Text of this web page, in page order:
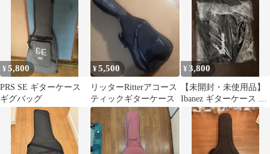
¥5,800
PRS SE ギターケース
ギグバッグ
¥5,500
リッターRitterアコース
ティックギターケース
¥3,800
【未開封・未使用品】
Ibanez ギターケース ソ
フトケース ギグバッグ